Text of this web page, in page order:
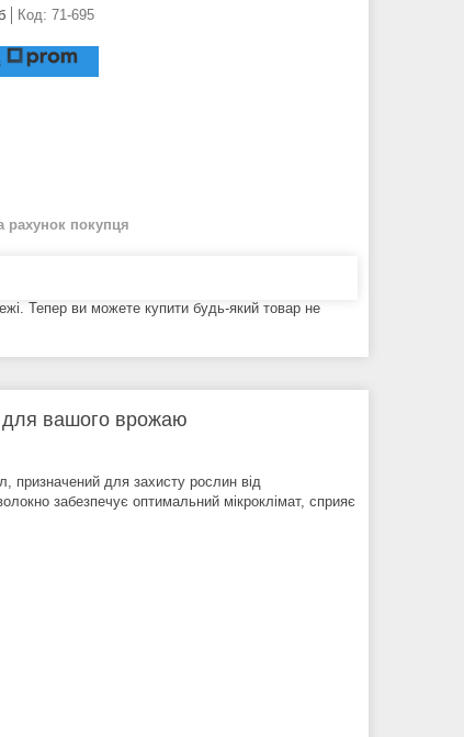
Код: 71-695
рахунок покупця
Тепер ви можете купити будь-який товар не
для вашого врожаю
призначений для захисту рослин від
забезпечує оптимальний мікроклімат, сприяє